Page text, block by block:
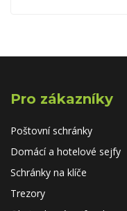
Pro zákazníky
Poštovní schránky
Domácí a hotelové sejfy
Schránky na klíče
Trezory